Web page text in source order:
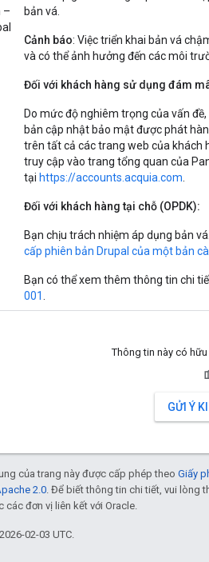
–
bản vá.
Cảnh báo: Việc triển khai bản vá
và có thể ảnh hưởng đến các môi
Đối với khách hàng sử dụng đám
Do mức độ nghiêm trọng của vấn
bản cập nhật bảo mật được phát
trên tất cả các trang web của khách
truy cập vào trang tổng quan của
tại https://accounts.acquia.com
Đối với khách hàng tại chỗ (OPDK):
Bạn chịu trách nhiệm áp dụng bản
cấp phiên bản Drupal của một bản
Bạn có thể xem thêm thông tin chi
001
Thông tin này có
GỬI Ý
của trang này được cấp phép theo Giấy
2.0. Để biết thông tin chi tiết, vui lòng
các đơn vị liên kết với Oracle.
02-03 UTC.